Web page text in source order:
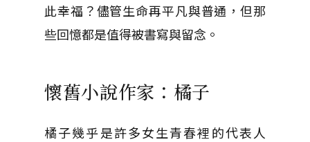
此幸福？儘管生命再平凡與普通，但那
些回憶都是值得被書寫與留念。
懷舊小說作家：橘子
橘子幾乎是許多女生青春裡的代表人